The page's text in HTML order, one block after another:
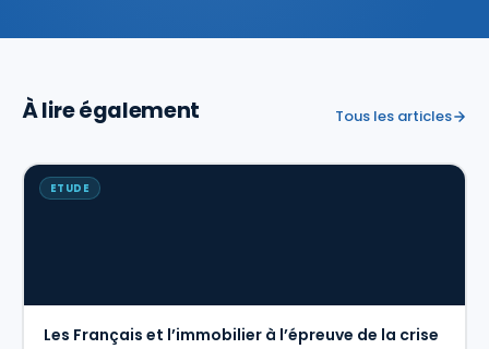
À lire également Tous les articles
ETUDE
Les Français et l’immobilier à l’épreuve de la crise